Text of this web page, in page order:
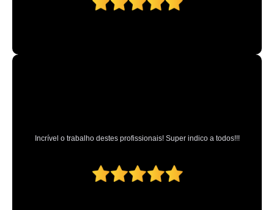
Incrível o trabalho destes profissionais! Super indico a todos!!!